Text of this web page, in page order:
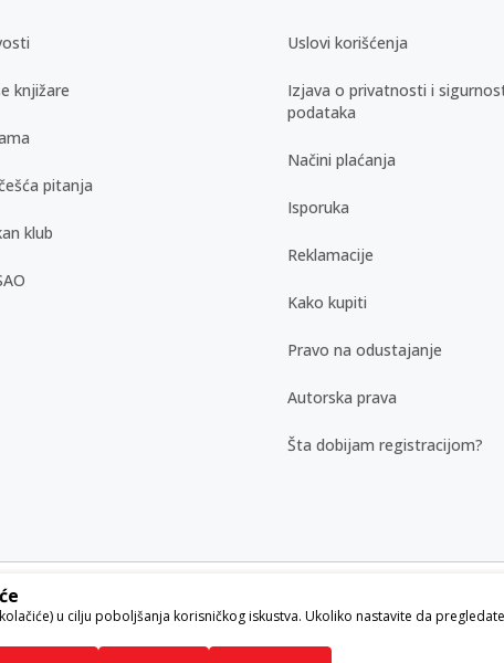
knjižare
pitanja
klub
Uslovi korišćenja
Izjava o privatnosti i
podataka
Načini plaćanja
Isporuka
Reklamacije
Kako kupiti
Pravo na odustajanje
Autorska prava
Šta dobijam registracijom?
slika i samih cena, ali ne možemo
Svi artikli prikazani na sajtu su deo naše
u cilju poboljšanja korisničkog iskustva. Ukoliko nastavite da